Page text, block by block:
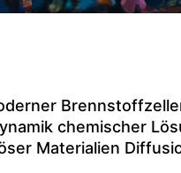
chemischer
Materialien